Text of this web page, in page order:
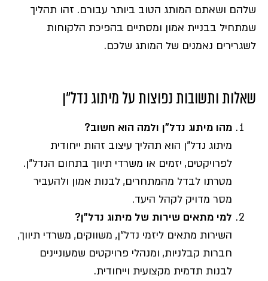
שלהם ושאתם המותג הטוב ביותר עבורם. זהו תהליך
שמתחיל בבניית אמון ומסתיים בהפיכת הלקוחות
לשגרירים נאמנים של המותג שלכם.
שאלות ותשובות נפוצות על מיתוג נדל"ן
מהו מיתוג נדל"ן ולמה הוא חשוב?
מיתוג נדל"ן הוא תהליך עיצוב זהות ייחודית
לפרויקטים, יזמים או משרדי תיווך בתחום הנדל"ן.
מטרתו לבדל מהמתחרים, לבנות אמון ולהעביר
מסר מדויק לקהל היעד.
למי מתאים שירות של מיתוג נדל"ן?
השירות מתאים ליזמי נדל"ן, משווקים, משרדי תיווך,
חברות קבלניות, ומנהלי פרויקטים שמעוניינים
לבנות תדמית מקצועית וייחודית.